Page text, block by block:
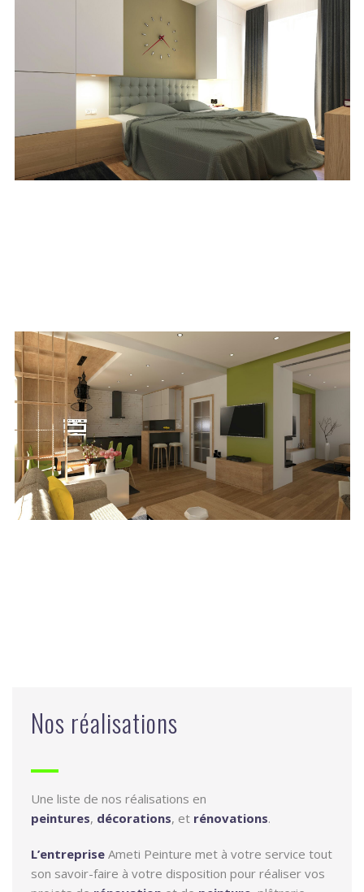
Nos réalisations
Une liste de nos réalisations en
peintures, décorations, et rénovations.
L’entreprise Ameti Peinture met à votre service tout
son savoir-faire à votre disposition pour réaliser vos